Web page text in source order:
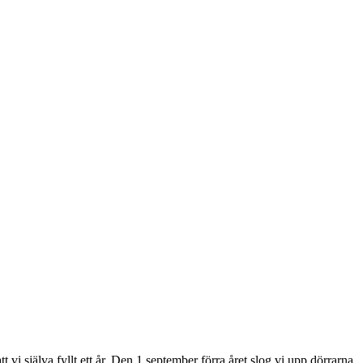
vi själva fyllt ett år. Den 1 september förra året slog vi upp dörrarna